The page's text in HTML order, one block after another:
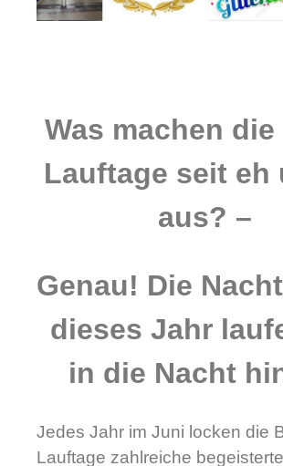
Was machen
Lauftage seit eh
aus? –
Genau! Die
dieses Jahr
in die Nacht
Jedes Jahr im Juni locken die
Lauftage zahlreiche begeisterte